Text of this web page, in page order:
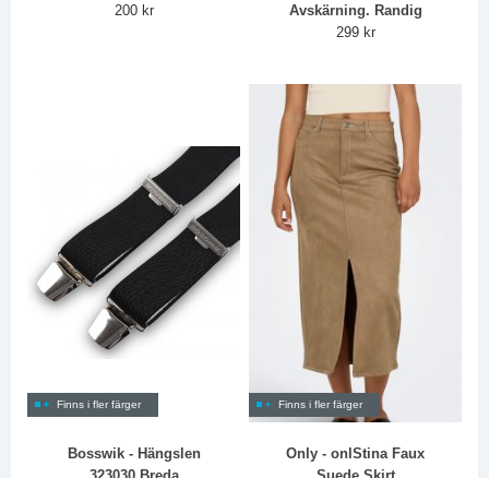
200 kr
Avskärning. Randig
299 kr
Finns i fler färger
Bosswik - Hängslen
Finns i fler färger
Only - onlStina Faux